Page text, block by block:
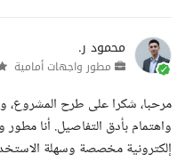
محمود ر.
مطور واجهات أمامية
مرحبا، شكرا على طرح المشروع،
واهتمام بأدق التفاصيل. أنا
إلكترونية مخصصة وسهلة